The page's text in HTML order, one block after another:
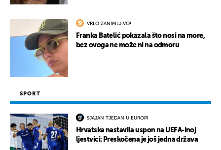
VRLO ZANIMLJIVO!
Franka Batelić pokazala što nosi na more,
bez ovoga ne može ni na odmoru
SPORT
SJAJAN TJEDAN U EUROPI
Hrvatska nastavila uspon na UEFA-inoj
ljestvici: Preskočena je još jedna država